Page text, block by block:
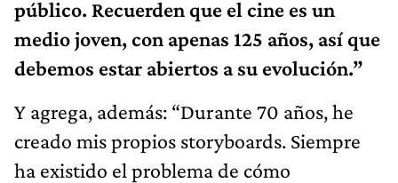
público. Recuerden que el cine es un
medio joven, con apenas 125 años, así que
debemos estar abiertos a su evolución.”
Y agrega, además: “Durante 70 años, he
creado mis propios storyboards. Siempre
ha existido el problema de cómo